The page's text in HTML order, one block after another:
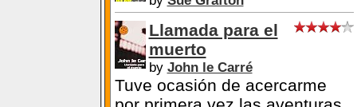
Llamada para el
muerto
byJohn le Carré
Tuve ocasión de acercarme
por primera vez las aventuras